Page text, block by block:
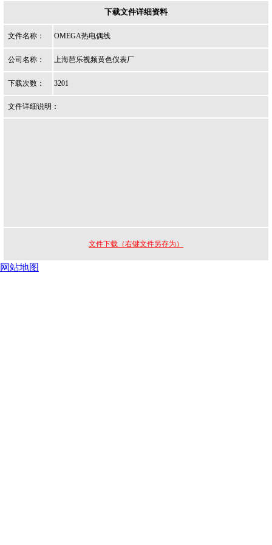
下载文件详细资料
文件名称： OMEGA热电偶线
公司名称： 上海芭乐视频黄色仪表厂
下载次数： 3201
文件详细说明：
文件下载（右键文件另存为）
网站地图